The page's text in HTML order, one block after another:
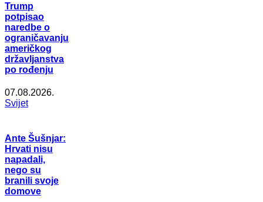
Trump
potpisao
naredbe o
ograničavanju
američkog
državljanstva
po rođenju
07.08.2026.
Svijet
Ante Šušnjar:
Hrvati nisu
napadali,
nego su
branili svoje
domove